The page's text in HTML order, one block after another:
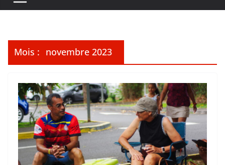
Mois : novembre 2023